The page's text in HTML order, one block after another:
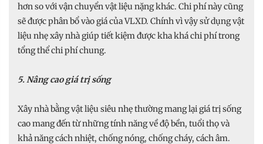
hơn so với vận chuyển vật liệu nặng khác. Chi phí này cũng
sẽ được phân bổ vào giá của VLXD. Chính vì vậy sử dụng vật
liệu nhẹ xây nhà giúp tiết kiệm được kha khá chi phí trong
tổng thể chi phí chung.
5. Nâng cao giá trị sống
Xây nhà bằng vật liệu siêu nhẹ thường mang lại giá trị sống
cao mang đến từ những tính năng về độ bền, tuổi thọ và
khả năng cách nhiệt, chống nóng, chống cháy, cách âm.